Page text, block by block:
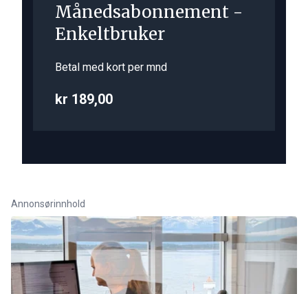
Månedsabonnement -
Enkeltbruker
Betal med kort per mnd
kr 189,00
Annonsørinnhold